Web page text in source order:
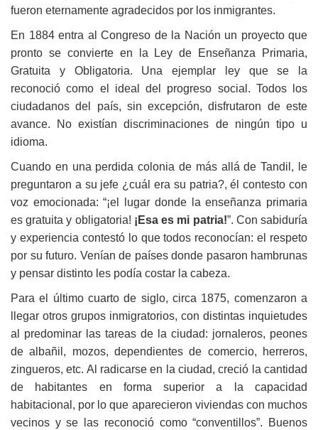
fueron eternamente agradecidos por los inmigrantes.
En 1884 entra al Congreso de la Nación un proyecto que
pronto se convierte en la Ley de Enseñanza Primaria,
Gratuita y Obligatoria. Una ejemplar ley que se la
reconoció como el ideal del progreso social. Todos los
ciudadanos del país, sin excepción, disfrutaron de este
avance. No existían discriminaciones de ningún tipo u
idioma.
Cuando en una perdida colonia de más allá de Tandil, le
preguntaron a su jefe ¿cuál era su patria?, él contesto con
voz emocionada: “¡el lugar donde la enseñanza primaria
es gratuita y obligatoria! ¡Esa es mi patria!”. Con sabiduría
y experiencia contestó lo que todos reconocían: el respeto
por su futuro. Venían de países donde pasaron hambrunas
y pensar distinto les podía costar la cabeza.
Para el último cuarto de siglo, circa 1875, comenzaron a
llegar otros grupos inmigratorios, con distintas inquietudes
al predominar las tareas de la ciudad: jornaleros, peones
de albañil, mozos, dependientes de comercio, herreros,
zingueros, etc. Al radicarse en la ciudad, creció la cantidad
de habitantes en forma superior a la capacidad
habitacional, por lo que aparecieron viviendas con muchos
vecinos y se las reconoció como “conventillos”. Buenos